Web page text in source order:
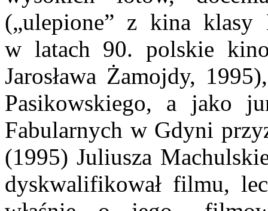
(„ulepione” z kina
w latach 90. polskie
Jarosława Żamojdy,
Pasikowskiego, a jako
Fabularnych w Gdyni
(1995) Juliusza
dyskwalifikował filmu,